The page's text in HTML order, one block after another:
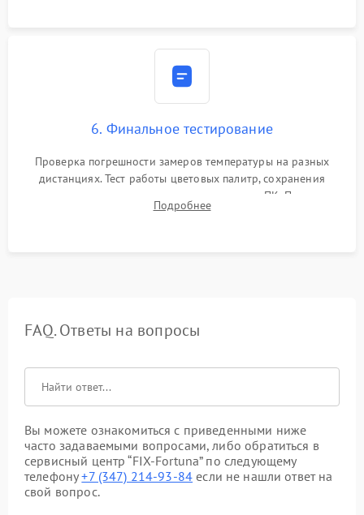
6. Финальное тестирование
Проверка погрешности замеров температуры на разных
дистанциях. Тест работы цветовых палитр, сохранения
термограмм в память и передачи данных на ПК. Проверка
автономности работы и итоговый контроль качества.
Подробнее
FAQ. Ответы на вопросы
Вы можете ознакомиться с приведенными ниже
часто задаваемыми вопросами, либо обратиться в
сервисный центр “FIX-Fortuna” по следующему
телефону+7 (347) 214-93-84 если не нашли ответ на
свой вопрос.